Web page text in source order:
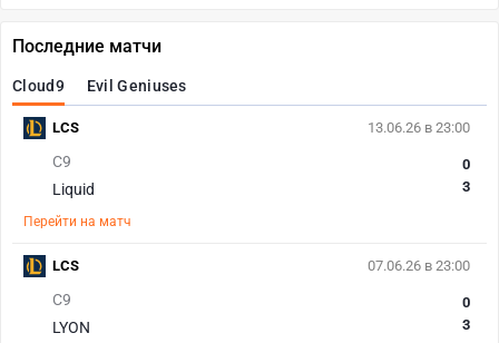
Последние матчи
Cloud9 Evil Geniuses
13.06.26 в 23:00
C9
Liquid
0
3
Перейти на матч
LCS
07.06.26 в 23:00
C9
LYON
0
3
LCS